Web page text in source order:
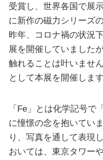
受賞し、世界各国で展
に新作の磁力シリーズ
昨年、コロナ禍の状況
展を開催していました
触れることは叶いませ
として本展を開催します
「Fe」とは化学記号で
に憧憬の念を抱いてい
り、写真を通して表現
おいては、東京タワー